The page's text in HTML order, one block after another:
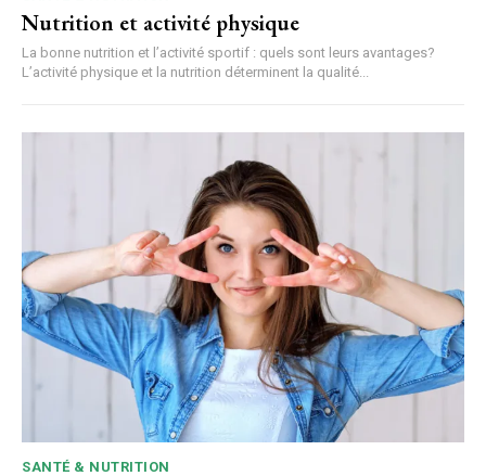
Nutrition et activité physique
La bonne nutrition et l’activité sportif : quels sont leurs avantages?
L’activité physique et la nutrition déterminent la qualité...
SANTÉ & NUTRITION